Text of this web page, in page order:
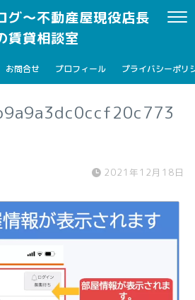
グ～不動産屋現役店長
賃貸相談室
お問合せ プロフィール プライバシーポリ
2021年12月18日